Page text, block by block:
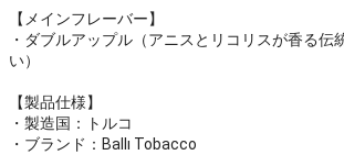
【メインフレーバー】
・ダブルアップル（アニスとリコリスが香る伝
い）
【製品仕様】
・製造国：トルコ
・ブランド：Ballı Tobacco